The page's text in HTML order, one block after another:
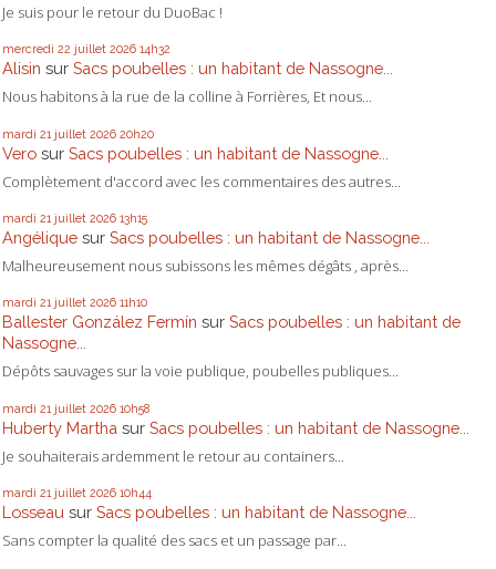
Je suis pour le retour du DuoBac !
mercredi 22 juillet 2026 14h32
Alisin sur Sacs poubelles : un habitant de Nassogne...
Nous habitons à la rue de la colline à Forrières, Et nous...
mardi 21 juillet 2026 20h20
Vero sur Sacs poubelles : un habitant de Nassogne...
Complètement d'accord avec les commentaires des autres...
mardi 21 juillet 2026 13h15
Angélique sur Sacs poubelles : un habitant de Nassogne...
Malheureusement nous subissons les mêmes dégâts , après...
mardi 21 juillet 2026 11h10
Ballester González Fermín sur Sacs poubelles : un habitant de
Nassogne...
Dépôts sauvages sur la voie publique, poubelles publiques...
mardi 21 juillet 2026 10h58
Huberty Martha sur Sacs poubelles : un habitant de Nassogne...
Je souhaiterais ardemment le retour au containers...
mardi 21 juillet 2026 10h44
Losseau sur Sacs poubelles : un habitant de Nassogne...
Sans compter la qualité des sacs et un passage par...